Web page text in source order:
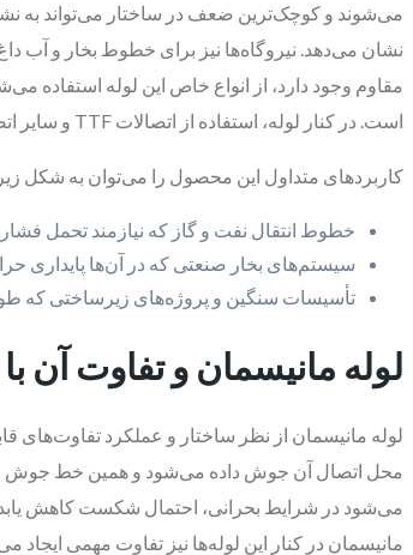
می‌شوند و کوچک‌ترین ضعف در ساختار می‌تواند به
نشان می‌دهد. نیروگاه‌ها نیز برای خطوط بخار و آب
مقاوم وجود دارد، از انواع خاص این لوله استفاده
است. در کنار لوله، استفاده از اتصالات TTF و سایر اتصالات بدون درز، هماهنگی کامل سیستم را تضمین می‌کند.
کاربردهای متداول این محصول را می‌توان به شکل
خطوط انتقال نفت و گاز که نیازمند تحمل
سیستم‌های بخار صنعتی که در آن‌ها پایداری
تأسیسات سنگین و پروژه‌های زیرساختی که
لوله مانیسمان و تفاوت آن با
لوله مانیسمان از نظر ساختار و عملکرد تفاوت‌های
محل اتصال آن جوش داده می‌شود و همین خط جوش
می‌شود در شرایط بحرانی، احتمال شکست کاهش یابد.
مانیسمان در کنار این لوله‌ها نیز تفاوت مهمی